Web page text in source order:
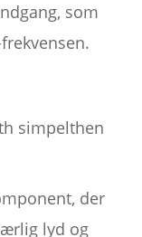
som
simpelthen
der
lyd og